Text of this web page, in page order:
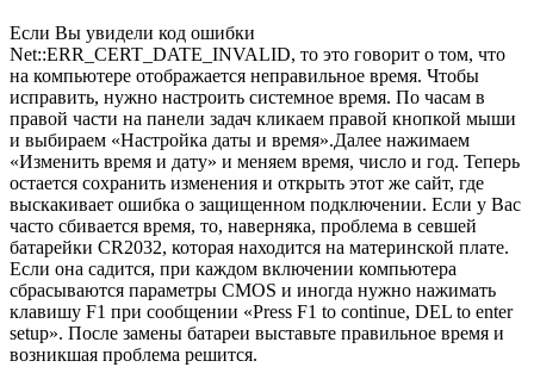
Если Вы увидели код ошибки
Net::ERR_CERT_DATE_INVALID, то это говорит о том, что
на компьютере отображается неправильное время. Чтобы
исправить, нужно настроить системное время. По часам в
правой части на панели задач кликаем правой кнопкой мыши
и выбираем «Настройка даты и время».Далее нажимаем
«Изменить время и дату» и меняем время, число и год. Теперь
остается сохранить изменения и открыть этот же сайт, где
выскакивает ошибка о защищенном подключении. Если у Вас
часто сбивается время, то, наверняка, проблема в севшей
батарейки CR2032, которая находится на материнской плате.
Если она садится, при каждом включении компьютера
сбрасываются параметры CMOS и иногда нужно нажимать
клавишу F1 при сообщении «Press F1 to continue, DEL to enter
setup». После замены батареи выставьте правильное время и
возникшая проблема решится.